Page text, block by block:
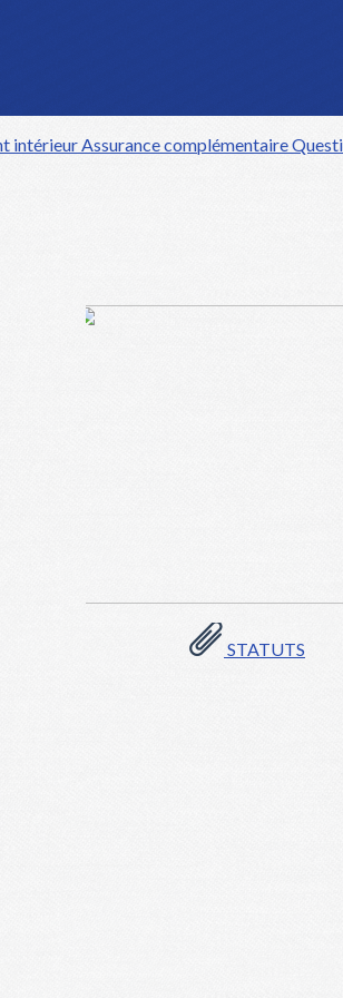
intérieurAssurance complémentaire
STATUTS